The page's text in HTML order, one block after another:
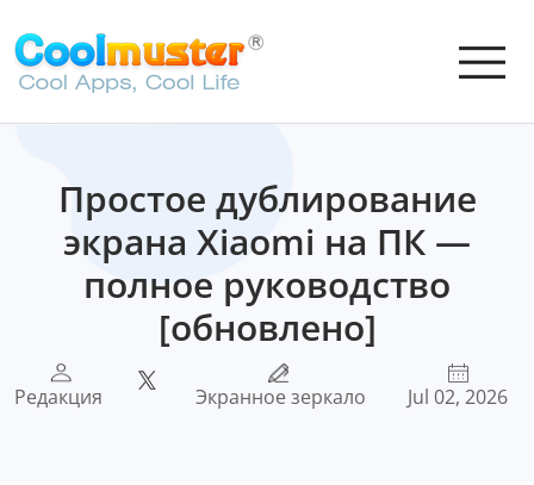
Простое дублирование
экрана Xiaomi на ПК —
полное руководство
[обновлено]
Редакция Экранное зеркало Jul 02, 2026